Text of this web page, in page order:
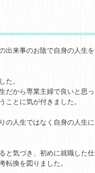
出来事のお陰で自身の人生を
た。
だから専業主婦で良いと思っ
ことに気が付きました。
の人生ではなく自身の人生に
と気づき、初めに就職した仕
転換を図りました。